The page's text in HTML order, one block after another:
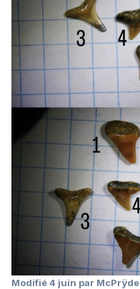
Modifié4 juin par McPrÿde